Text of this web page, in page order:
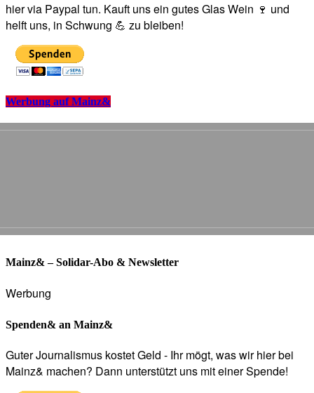
hier via Paypal tun. Kauft uns ein gutes Glas Wein 🍷 und
helft uns, in Schwung 💪 zu bleiben!
Werbung auf Mainz&
Mainz& – Solidar-Abo & Newsletter
Werbung
Spenden& an Mainz&
Guter Journalismus kostet Geld - Ihr mögt, was wir hier bei
Mainz& machen? Dann unterstützt uns mit einer Spende!